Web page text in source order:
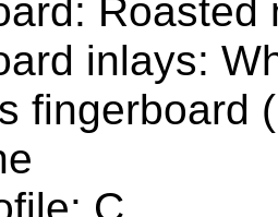
Roasted
inlays:
fingerboard
C